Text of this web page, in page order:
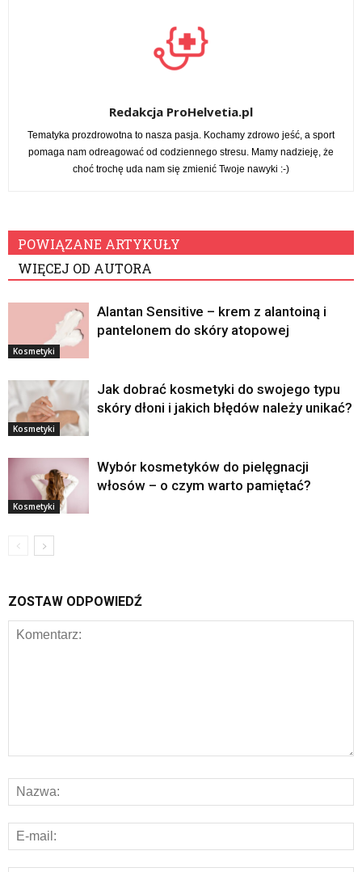
Redakcja ProHelvetia.pl
Tematyka prozdrowotna to nasza pasja. Kochamy zdrowo jeść, a sport
pomaga nam odreagować od codziennego stresu. Mamy nadzieję, że
choć trochę uda nam się zmienić Twoje nawyki :-)
POWIĄZANE ARTYKUŁY
WIĘCEJ OD AUTORA
Kosmetyki
Alantan Sensitive – krem z alantoiną i
pantelonem do skóry atopowej
Kosmetyki
Jak dobrać kosmetyki do swojego typu
skóry dłoni i jakich błędów należy unikać?
Kosmetyki
Wybór kosmetyków do pielęgnacji
włosów – o czym warto pamiętać?
ZOSTAW ODPOWIEDŹ